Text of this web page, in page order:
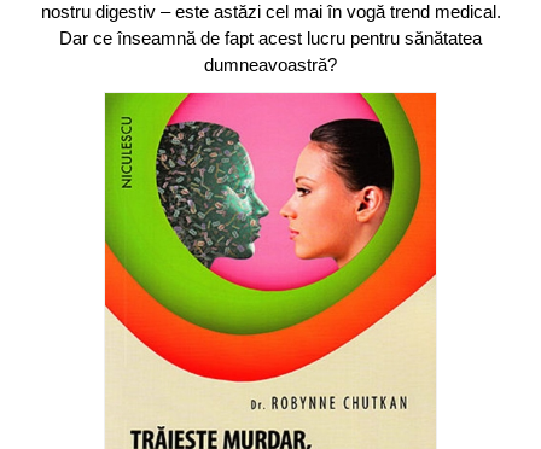
nostru digestiv – este astăzi cel mai în vogă trend medical.
Dar ce înseamnă de fapt acest lucru pentru sănătatea
dumneavoastră?